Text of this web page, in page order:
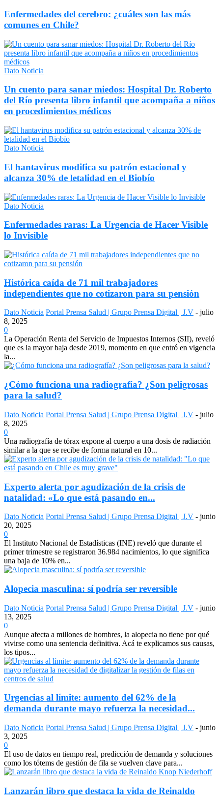
Enfermedades del cerebro: ¿cuáles son las más
comunes en Chile?
Dato Noticia
Un cuento para sanar miedos: Hospital Dr. Roberto
del Río presenta libro infantil que acompaña a niños
en procedimientos médicos
Dato Noticia
El hantavirus modifica su patrón estacional y
alcanza 30% de letalidad en el Biobío
Dato Noticia
Enfermedades raras: La Urgencia de Hacer Visible
lo Invisible
Histórica caída de 71 mil trabajadores
independientes que no cotizaron para su pensión
Dato Noticia Portal Prensa Salud | Grupo Prensa Digital | J.V - julio
8, 2025
0
La Operación Renta del Servicio de Impuestos Internos (SII), reveló
que es la mayor baja desde 2019, momento en que entró en vigencia
la...
¿Cómo funciona una radiografía? ¿Son peligrosas
para la salud?
Dato Noticia Portal Prensa Salud | Grupo Prensa Digital | J.V - julio
8, 2025
0
Una radiografía de tórax expone al cuerpo a una dosis de radiación
similar a la que se recibe de forma natural en 10...
Experto alerta por agudización de la crisis de
natalidad: «Lo que está pasando en...
Dato Noticia Portal Prensa Salud | Grupo Prensa Digital | J.V - junio
20, 2025
0
El Instituto Nacional de Estadísticas (INE) reveló que durante el
primer trimestre se registraron 36.984 nacimientos, lo que significa
una baja de 10% en...
Alopecia masculina: sí podría ser reversible
Dato Noticia Portal Prensa Salud | Grupo Prensa Digital | J.V - junio
13, 2025
0
Aunque afecta a millones de hombres, la alopecia no tiene por qué
vivirse como una sentencia definitiva. Acá te explicamos sus causas,
los tipos...
Urgencias al límite: aumento del 62% de la
demanda durante mayo refuerza la necesidad...
Dato Noticia Portal Prensa Salud | Grupo Prensa Digital | J.V - junio
3, 2025
0
El uso de datos en tiempo real, predicción de demanda y soluciones
como los tótems de gestión de fila se vuelven clave para...
Lanzarán libro que destaca la vida de Reinaldo